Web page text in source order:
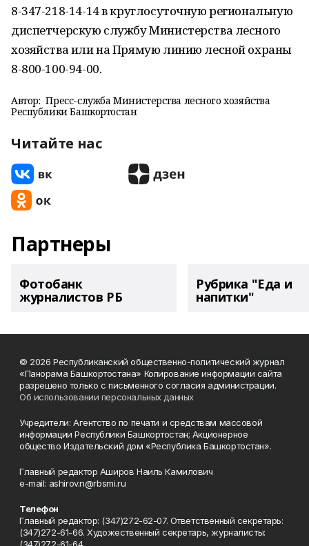
8-347-218-14-14 в круглосуточную региональную
диспетчерскую службу Министерства лесного
хозяйства или на Прямую линию лесной охраны
8-800-100-94-00.
Автор: Пресс-служба Министерства лесного хозяйства
Республики Башкортостан
Читайте нас
Партнеры
Фотобанк
журналистов РБ
Рубрика "Еда и
напитки"
© 2026 Республиканский общественно-политический журнал
«Панорама Башкортостана» Копирование информации сайта
разрешено только с письменного согласия администрации.
Об использовании персональных данных
Учредители: Агентство по печати и средствам массовой
информации Республики Башкортостан; Акционерное
общество Издательский дом «Республика Башкортостан».
Главный редактор Аширов Наиль Камилович
e-mail: ashirov.n@rbsmi.ru
Телефон
Главный редактор: (347)272-62-07. Ответственный секретарь:
(347)272-61-66. Художественный секретарь, журналисты: